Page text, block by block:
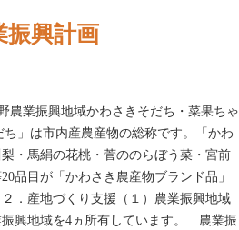
振興計画
農業振興地域かわさきそだち・菜果ちゃ
」は市内産農産物の総称です。「かわ
・馬絹の花桃・菅ののらぼう菜・宮前
品目が「かわさき農産物ブランド品」
．産地づくり支援（１）農業振興地域
興地域を4ヵ所有しています。 農業振